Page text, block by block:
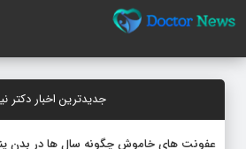
جدیدترین اخبار دکتر
عفونت های خاموش چگونه سال ها در بدن